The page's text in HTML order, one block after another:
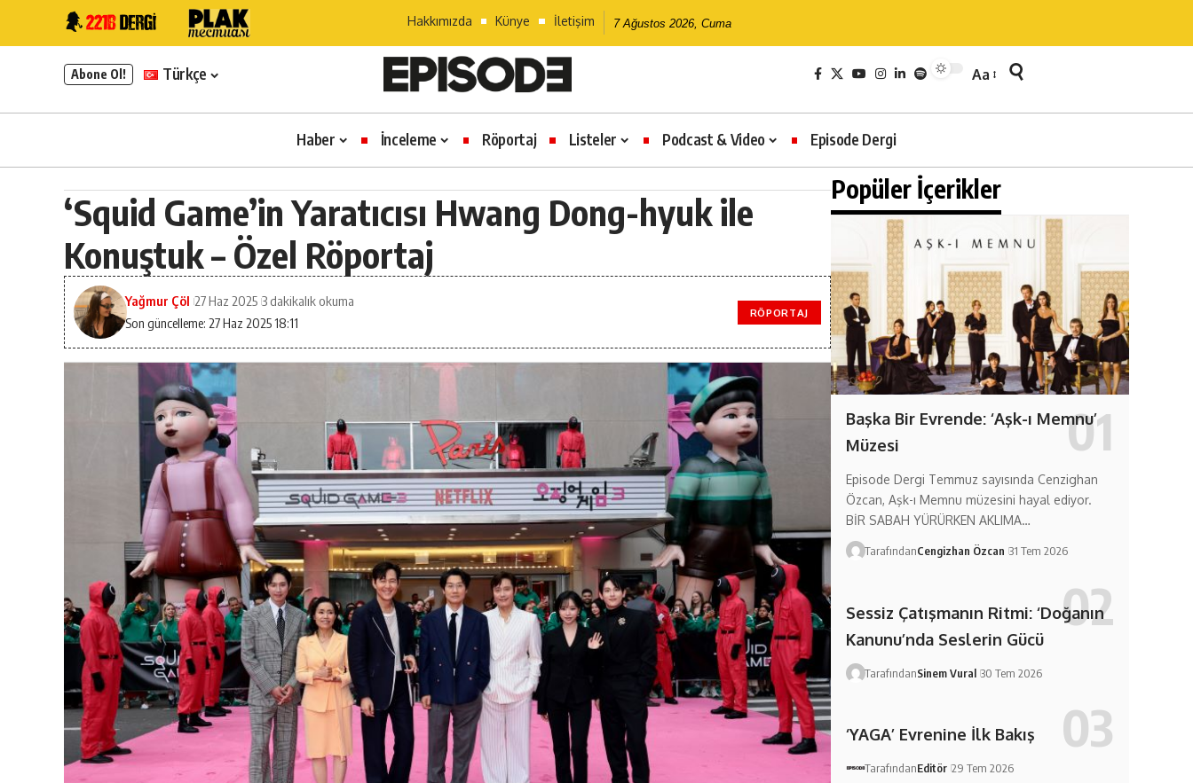
Hakkımızda Künye İletişim 7 Ağustos 2026, Cuma
Abone Ol! Türkçe Aa
Haber İnceleme Röportaj Listeler Podcast & Video Episode Dergi
‘Squid Game’in Yaratıcısı Hwang Dong-hyuk ile
Konuştuk – Özel Röportaj
Son güncelleme: 27 Haz 2025 18:11
Yağmur Çöl 27 Haz 2025 3 dakikalık okuma
RÖPORTAJ
Popüler İçerikler
Başka Bir Evrende: ‘Aşk-ı Memnu’
Müzesi
Episode Dergi Temmuz sayısında Cenzighan
Özcan, Aşk-ı Memnu müzesini hayal ediyor.
BİR SABAH YÜRÜRKEN AKLIMA…
TarafındanCengizhan Özcan 31 Tem 2026
Sessiz Çatışmanın Ritmi: ‘Doğanın
Kanunu’nda Seslerin Gücü
TarafındanSinem Vural 30 Tem 2026
‘YAGA’ Evrenine İlk Bakış
TarafındanEditör 29 Tem 2026